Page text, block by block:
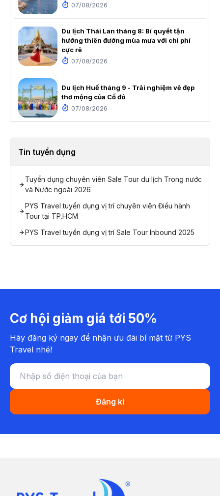
07/08/2026
Du lịch Thái Lan tháng 8: Bí quyết tận
hưởng thiên đường mùa mưa với chi phí
cực rẻ
07/08/2026
Du lịch Huế tháng 9 - Trải nghiệm vẻ đẹp
thơ mộng của Cố đô
07/08/2026
Tin tuyển dụng
Tuyển dụng chuyên viên Sale Tour du lịch Trong nước
và Nước ngoài 2026
PYS Travel tuyển dụng vị trí chuyên viên Điều hành
Tour tại TP.HCM
PYS Travel tuyển dụng vị trí Sale Tour Inbound 2025
Cơ hội giảm giá tới 50%
Hãy đăng ký ngay để nhận ưu đãi bí mật từ PYS
Travel nhé!
Đăng kí